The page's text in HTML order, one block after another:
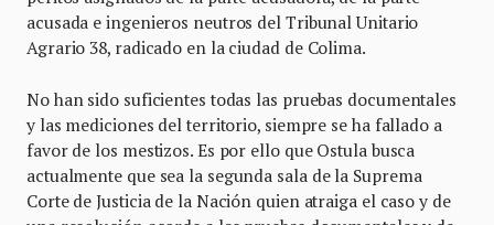
acusada e ingenieros neutros del Tribunal Unitario
Agrario 38, radicado en la ciudad de Colima.
No han sido suficientes todas las pruebas documentales
y las mediciones del territorio, siempre se ha fallado a
favor de los mestizos. Es por ello que Ostula busca
actualmente que sea la segunda sala de la Suprema
Corte de Justicia de la Nación quien atraiga el caso y de